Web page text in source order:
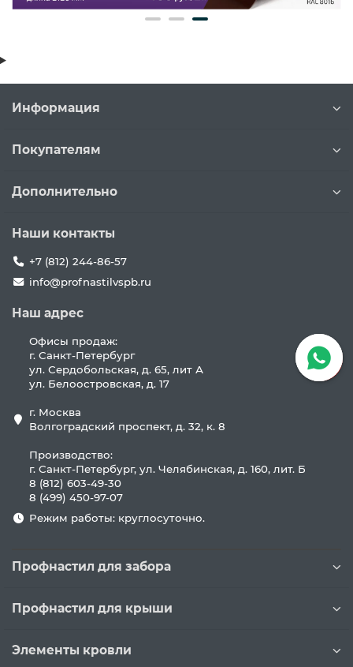
Информация
Покупателям
Дополнительно
Наши контакты
+7 (812) 244-86-57
info@profnastilvspb.ru
Наш адрес
Офисы продаж:
г. Санкт-Петербург
ул. Сердобольская, д. 65, лит А
ул. Белоостровская, д. 17
г. Москва
Волгоградский проспект, д. 32, к. 8
Производство:
г. Санкт-Петербург, ул. Челябинская, д. 160, лит. Б
8 (812) 603-49-30
8 (499) 450-97-07
Режим работы: круглосуточно.
Профнастил для забора
Профнастил для крыши
Элементы кровли